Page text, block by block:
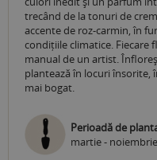
trecând de la tonuri de
accente de roz-carmin, în
condițiile climatice. Fiecare
manual de un artist.
plantează în locuri însorite,
mai bogat.
Perioadă de
martie - noiembrie